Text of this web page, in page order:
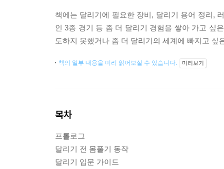
책에는 달리기에 필요한 장비, 달리기 용어 정리,
인 3종 경기 등 좀 더 달리기 경험을 쌓아 가고 싶
도하지 못했거나 좀 더 달리기의 세계에 빠지고 싶
책의 일부 내용을 미리 읽어보실 수 있습니다. 미리보기
목차
프롤로그
달리기 전 몸풀기 동작
달리기 입문 가이드